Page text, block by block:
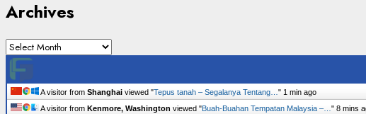
Archives
Archives
A visitor from Shanghai viewed "Tepus tanah – Segalanya Tentang… " 1 min ago
A visitor from Kenmore, Washington viewed "Buah-Buahan Tempatan Malaysia –… " 8 mins